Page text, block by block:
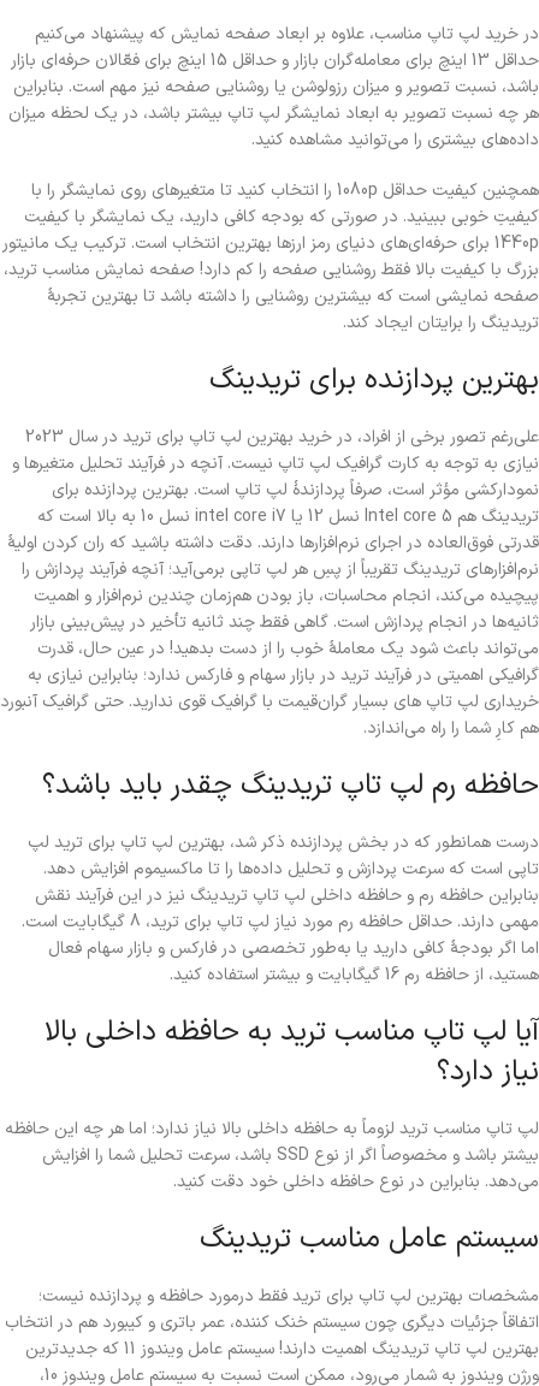
در خرید لپ تاپ مناسب، علاوه بر ابعاد صفحه نمایش که پیشنهاد می‌کنیم
حداقل 13 اینچ برای معامله‌گران بازار و حداقل 15 اینچ برای فعّالان حرفه‌ای بازار
باشد، نسبت تصویر و میزان رزولوشن یا روشنایی صفحه نیز مهم است. بنابراین
هر چه نسبت تصویر به ابعاد نمایشگر لپ تاپ بیشتر باشد، در یک لحظه میزان
داده‌های بیشتری را می‌توانید مشاهده کنید.
همچنین کیفیت حداقل 1080p را انتخاب کنید تا متغیرهای روی نمایشگر را با
کیفیتِ خوبی ببینید. در صورتی که بودجه کافی دارید، یک نمایشگر با کیفیت
1440p برای حرفه‌ای‌های دنیای رمز ارزها بهترین انتخاب است. ترکیب یک مانیتور
بزرگ با کیفیت بالا فقط روشنایی صفحه را کم دارد! صفحه نمایش مناسب ترید،
صفحه نمایشی است که بیشترین روشنایی را داشته باشد تا بهترین تجربۀ
تریدینگ را برایتان ایجاد کند.
بهترین پردازنده برای تریدینگ
علی‌رغم تصور برخی از افراد، در خرید بهترین لپ تاپ برای ترید در سال 2023
نیازی به توجه به کارت گرافیک لپ تاپ نیست. آنچه در فرآیند تحلیل متغیرها و
نمودارکشی مؤثر است، صرفاً پردازندۀ لپ تاپ است. بهترین پردازنده برای
تریدینگ هم Intel core 5 نسل 12 یا intel core i7 نسل 10 به بالا است که
قدرتی فوق‌العاده در اجرای نرم‌افزارها دارند. دقت داشته باشید که ران کردن اولیۀ
نرم‌افزارهای تریدینگ تقریباً از پسِ هر لپ تاپی برمی‌آید؛ آنچه فرآیند پردازش را
پیچیده می‌کند، انجام محاسبات، باز بودن هم‌زمان چندین نرم‌افزار و اهمیت
ثانیه‌ها در انجام پردازش است. گاهی فقط چند ثانیه تأخیر در پیش‌بینی بازار
می‌تواند باعث شود یک معاملۀ خوب را از دست بدهید! در عین حال، قدرت
گرافیکی اهمیتی در فرآیند ترید در بازار سهام و فارکس ندارد؛ بنابراین نیازی به
خریداری لپ تاپ های بسیار گران‌قیمت با گرافیک قوی ندارید. حتی گرافیک آنبورد
هم کارِ شما را راه می‌اندازد.
حافظه رم لپ تاپ تریدینگ چقدر باید باشد؟
درست همانطور که در بخش پردازنده ذکر شد، بهترین لپ تاپ برای ترید لپ
تاپی است که سرعت پردازش و تحلیل داده‌ها را تا ماکسیموم افزایش دهد.
بنابراین حافظه رم و حافظه داخلی لپ تاپ تریدینگ نیز در این فرآیند نقش
مهمی دارند. حداقل حافظه رم مورد نیاز لپ تاپ برای ترید، 8 گیگابایت است.
اما اگر بودجۀ کافی دارید یا به‌طور تخصصی در فارکس و بازار سهام فعال
هستید، از حافظه رم 16 گیگابایت و بیشتر استفاده کنید.
آیا لپ تاپ مناسب ترید به حافظه داخلی بالا
نیاز دارد؟
لپ تاپ مناسب ترید لزوماً به حافظه داخلی بالا نیاز ندارد؛ اما هر چه این حافظه
بیشتر باشد و مخصوصاً اگر از نوع SSD باشد، سرعت تحلیل شما را افزایش
می‌دهد. بنابراین در نوع حافظه داخلی خود دقت کنید.
سیستم عامل مناسب تریدینگ
مشخصات بهترین لپ تاپ برای ترید فقط درمورد حافظه و پردازنده نیست؛
اتفاقاً جزئیات دیگری چون سیستم خنک کننده، عمر باتری و کیبورد هم در انتخاب
بهترین لپ تاپ تریدینگ اهمیت دارند! سیستم عامل ویندوز 11 که جدیدترین
ورژن ویندوز به شمار می‌رود، ممکن است نسبت به سیستم عامل ویندوز 10،